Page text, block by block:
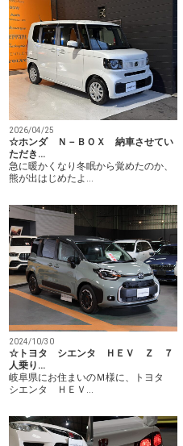
2026/04/25
☆ホンダ Ｎ－ＢＯＸ 納車させてい
ただき…
急に暖かくなり冬眠から覚めたのか、
熊が出はじめたよ…
2024/10/30
☆トヨタ シエンタ ＨＥＶ Ｚ ７
人乗り…
岐阜県にお住まいのＭ様に、トヨタ
シエンタ ＨＥＶ…